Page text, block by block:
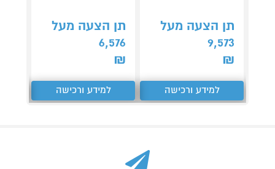
תן הצעה מעל
9,573
₪
למידע ורכישה
תן הצעה מעל
6,576
₪
למידע ורכישה